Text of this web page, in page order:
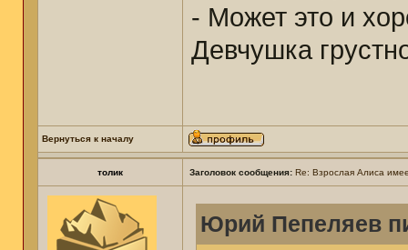
- Может это и
Девчушка
Вернуться к началу
толик Заголовок сообщения: Re: Взрослая Алиса
Юрий Пепеляев